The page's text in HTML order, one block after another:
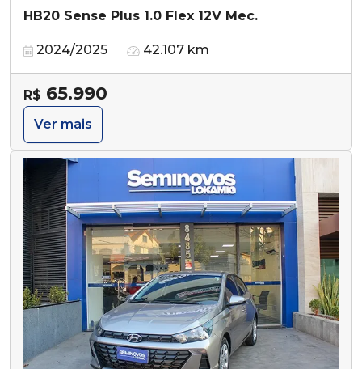
HB20 Sense Plus 1.0 Flex 12V Mec.
2024/2025 42.107 km
R$ 65.990
Ver mais